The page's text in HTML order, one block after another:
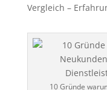
Vergleich –
10 Gründe